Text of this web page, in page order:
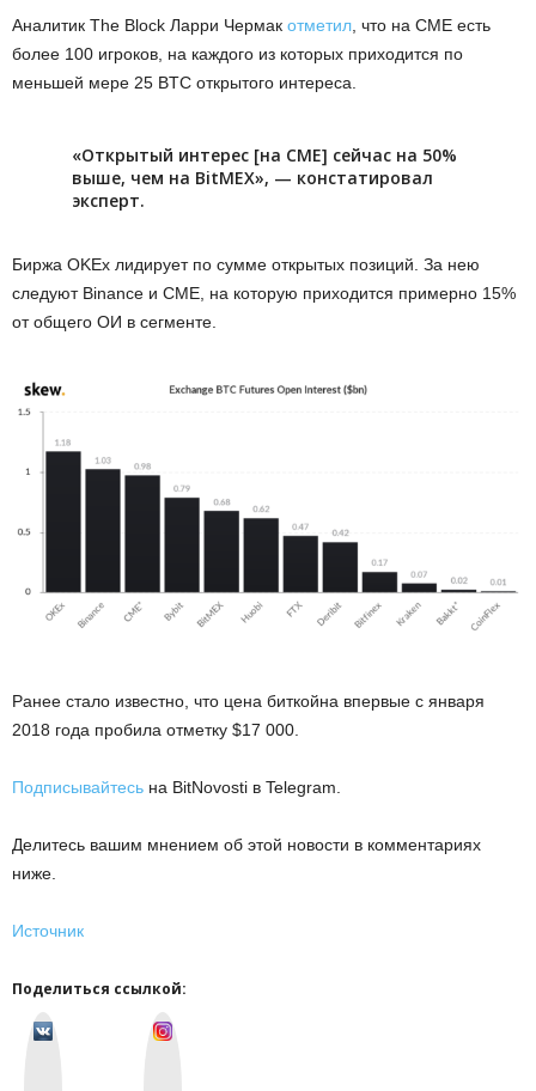
Аналитик The Block Ларри Чермак отметил , что на CME есть
более 100 игроков, на каждого из которых приходится по
меньшей мере 25 BTC открытого интереса.
«Открытый интерес [на CME] сейчас на 50%
выше, чем на BitMEX», — констатировал
эксперт.
Биржа OKEx лидирует по сумме открытых позиций. За нею
следуют Binance и CME, на которую приходится примерно 15%
от общего ОИ в сегменте.
Ранее стало известно, что цена биткойна впервые с января
2018 года пробила отметку $17 000.
Подписывайтесь на BitNovosti в Telegram.
Делитесь вашим мнением об этой новости в комментариях
ниже.
Источник
Поделиться ссылкой: